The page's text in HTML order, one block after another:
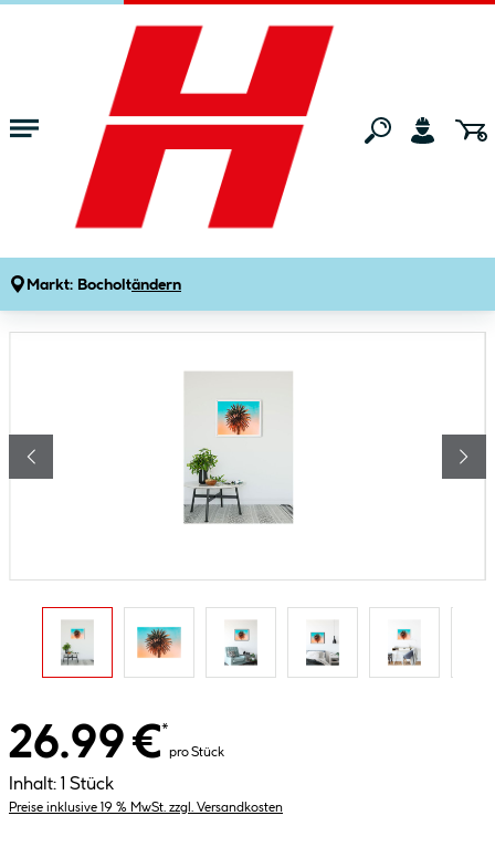
Zum Hauptinhalt springen
Markt: Bocholtändern
Wohnen Wohnaccessoires
Komar Wandbild Palm Tree 70x50 cm
Artikelnummer: 125227
26.99 €*
pro Stück
Inhalt: 1 Stück
Preise inklusive 19 % MwSt. zzgl. Versandkosten